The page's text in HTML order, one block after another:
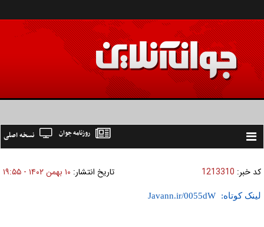
Toggle
نسخه اصلی روزنامه جوان
کد خبر: 1213310 تاریخ انتشار: ۱۰ بهمن ۱۴۰۲ - ۱۹:۵۵
لینک کوتاه: